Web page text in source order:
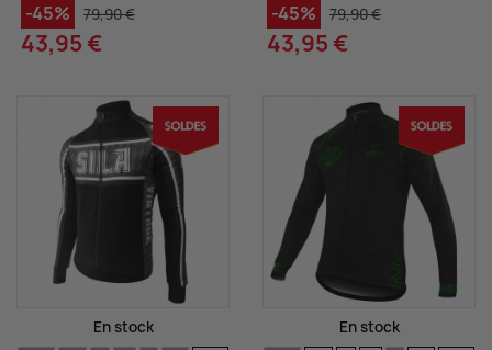
-45% 79,90 €
43,95 €
-45% 79,90 €
43,95 €
En stock En stock